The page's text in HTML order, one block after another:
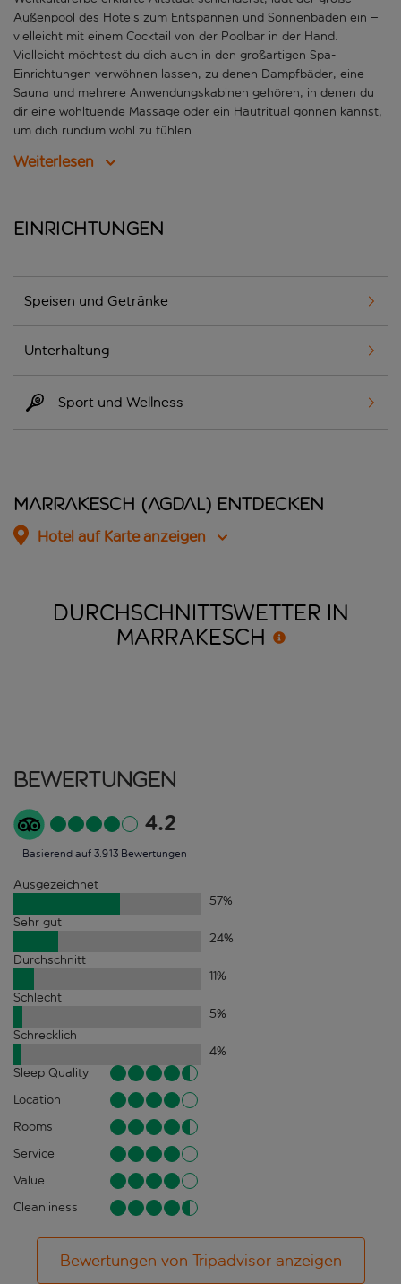
Außenpool des Hotels zum Entspannen und Sonnenbaden ein –
vielleicht mit einem Cocktail von der Poolbar in der Hand.
Vielleicht möchtest du dich auch in den großartigen Spa-
Einrichtungen verwöhnen lassen, zu denen Dampfbäder, eine
Sauna und mehrere Anwendungskabinen gehören, in denen du
dir eine wohltuende Massage oder ein Hautritual gönnen kannst,
um dich rundum wohl zu fühlen.
Weiterlesen
Einrichtungen
Speisen und Getränke
Unterhaltung
Sport und Wellness
Marrakesch (Agdal) entdecken
Hotel auf Karte anzeigen
DURCHSCHNITTSWETTER IN
MARRAKESCH
Bewertungen
4.2
Basierend auf 3.913 Bewertungen
Ausgezeichnet
57%
Sehr gut
24%
Durchschnitt
11%
Schlecht
5%
Schrecklich
4%
Sleep Quality
Location
Rooms
Service
Value
Cleanliness
Bewertungen von Tripadvisor anzeigen